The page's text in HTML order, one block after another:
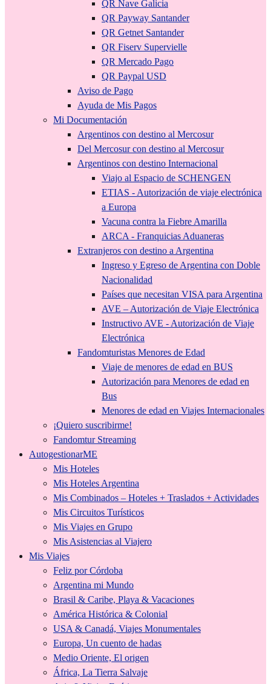
QR Nave Galicia
QR Payway Santander
QR Getnet Santander
QR Fiserv Supervielle
QR Mercado Pago
QR Paypal USD
Aviso de Pago
Ayuda de Mis Pagos
Mi Documentación
Argentinos con destino al Mercosur
Del Mercosur con destino al Mercosur
Argentinos con destino Internacional
Viajo al Espacio de SCHENGEN
ETIAS - Autorización de viaje electrónica
a Europa
Vacuna contra la Fiebre Amarilla
ARCA - Franquicias Aduaneras
Extranjeros con destino a Argentina
Ingreso y Egreso de Argentina con Doble
Nacionalidad
Países que necesitan VISA para Argentina
AVE – Autorización de Viaje Electrónica
Instructivo AVE - Autorización de Viaje
Electrónica
Fandomturistas Menores de Edad
Viaje de menores de edad en BUS
Autorización para Menores de edad en
Bus
Menores de edad en Viajes Internacionales
¡Quiero suscribirme!
Fandomtur Streaming
AutogestionarME
Mis Hoteles
Mis Hoteles Argentina
Mis Combinados – Hoteles + Traslados + Actividades
Mis Circuitos Turísticos
Mis Viajes en Grupo
Mis Asistencias al Viajero
Mis Viajes
Feliz por Córdoba
Argentina mi Mundo
Brasil & Caribe, Playa & Vacaciones
América Histórica & Colonial
USA & Canadá, Viajes Monumentales
Europa, Un cuento de hadas
Medio Oriente, El origen
África, La Tierra Salvaje